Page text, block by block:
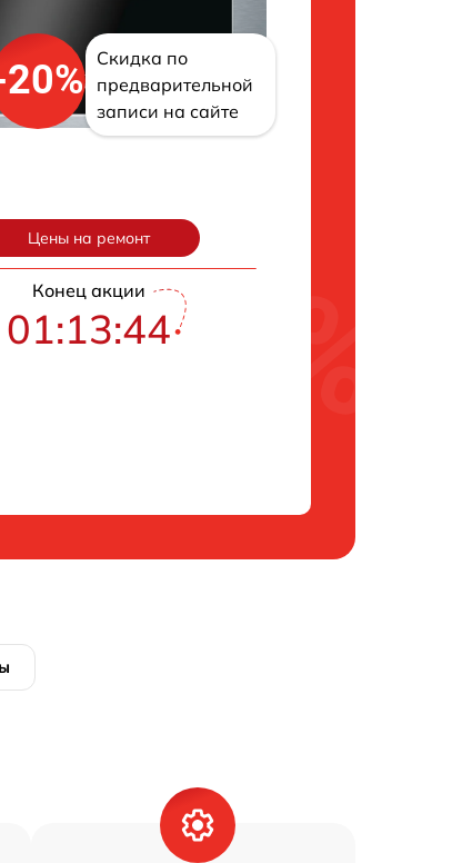
Скидка по
предварительной
записи на сайте
Цены на ремонт
Конец акции
01:13:43